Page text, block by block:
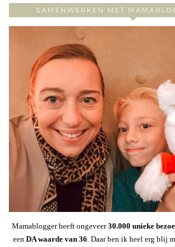
SAMENWERKEN MET
Mamablogger heeft ongeveer30.000 unieke
een DA waarde van 36. Daar ben ik heel erg blij